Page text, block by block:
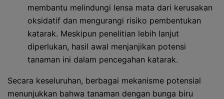
membantu melindungi lensa mata dari kerusakan
oksidatif dan mengurangi risiko pembentukan
katarak. Meskipun penelitian lebih lanjut
diperlukan, hasil awal menjanjikan potensi
tanaman ini dalam pencegahan katarak.
Secara keseluruhan, berbagai mekanisme potensial
menunjukkan bahwa tanaman dengan bunga biru